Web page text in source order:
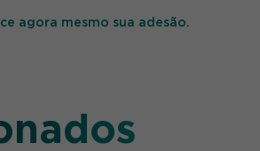
agora mesmo sua adesão.